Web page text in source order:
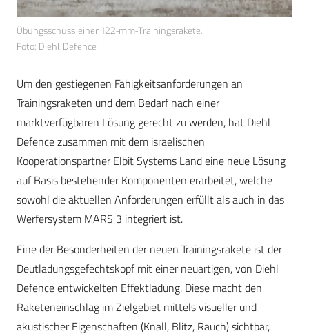
Übungsschuss einer 122-mm-Trainingsrakete.
Foto: Diehl Defence
Um den gestiegenen Fähigkeitsanforderungen an
Trainingsraketen und dem Bedarf nach einer
marktverfügbaren Lösung gerecht zu werden, hat Diehl
Defence zusammen mit dem israelischen
Kooperationspartner Elbit Systems Land eine neue Lösung
auf Basis bestehender Komponenten erarbeitet, welche
sowohl die aktuellen Anforderungen erfüllt als auch in das
Werfersystem MARS 3 integriert ist.
Eine der Besonderheiten der neuen Trainingsrakete ist der
Deutladungsgefechtskopf mit einer neuartigen, von Diehl
Defence entwickelten Effektladung. Diese macht den
Raketeneinschlag im Zielgebiet mittels visueller und
akustischer Eigenschaften (Knall, Blitz, Rauch) sichtbar,